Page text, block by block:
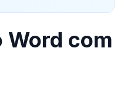
Word com